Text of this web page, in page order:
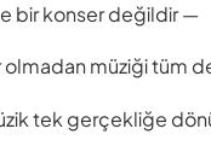
bir konser değildir —
olmadan müziği tüm
tek gerçekliğe